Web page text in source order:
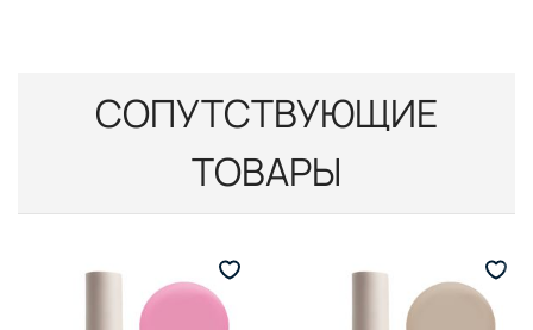
СОПУТСТВУЮЩИЕ
ТОВАРЫ